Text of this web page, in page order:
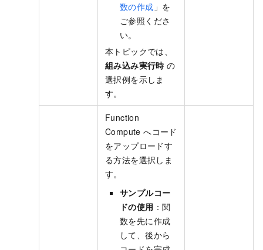
数の作成 」を
ご参照くださ
い。
本トピックでは、
組み込み実行時の
選択例を示しま
す。
Function
Compute へコード
をアップロードす
る方法を選択しま
す。
サンプルコー
ドの使用 ：関
数を先に作成
して、後から